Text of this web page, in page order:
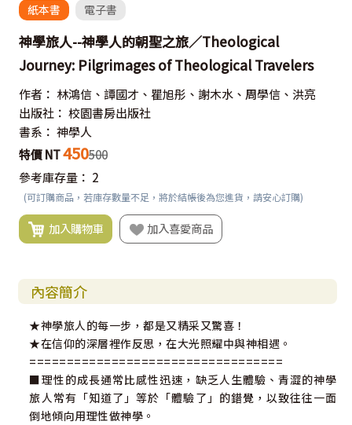
紙本書 電子書
神學旅人--神學人的朝聖之旅／Theological
Journey: Pilgrimages of Theological Travelers
作者： 林鴻信、譚國才、瞿旭彤、謝木水、周學信、洪亮
出版社： 校園書房出版社
書系： 神學人
特價 NT450500
參考庫存量： 2
(可訂購商品，若庫存數量不足，將於結帳後為您進貨，請安心訂購)
加入購物車 加入喜愛商品
內容簡介
★神學旅人的每一步，都是又精采又驚喜！
★在信仰的深層裡作反思，在大光照耀中與神相遇。
==================================
■理性的成長通常比感性迅速，缺乏人生體驗、青澀的神學
旅人常有「知道了」等於「體驗了」的錯覺，以致往往一面
倒地傾向用理性做神學。